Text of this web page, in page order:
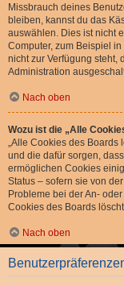
Missbrauch deines
bleiben, kannst du das
auswählen. Dies ist nicht
Computer, zum Beispiel
nicht zur Verfügung steht,
Administration
Nach oben
Wozu ist die „Alle
„Alle Cookies des Boards
und die dafür sorgen,
ermöglichen Cookies
Status – sofern sie von
Probleme bei der An-
Cookies des Boards
Nach oben